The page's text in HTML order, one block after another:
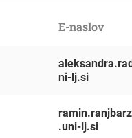
E-naslov
ni-lj.si
.uni-lj.si